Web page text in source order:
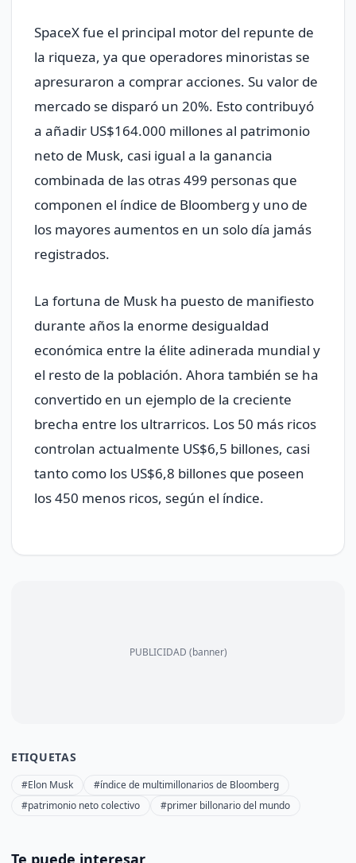
SpaceX fue el principal motor del repunte de
la riqueza, ya que operadores minoristas se
apresuraron a comprar acciones. Su valor de
mercado se disparó un 20%. Esto contribuyó
a añadir US$164.000 millones al patrimonio
neto de Musk, casi igual a la ganancia
combinada de las otras 499 personas que
componen el índice de Bloomberg y uno de
los mayores aumentos en un solo día jamás
registrados.
La fortuna de Musk ha puesto de manifiesto
durante años la enorme desigualdad
económica entre la élite adinerada mundial y
el resto de la población. Ahora también se ha
convertido en un ejemplo de la creciente
brecha entre los ultrarricos. Los 50 más ricos
controlan actualmente US$6,5 billones, casi
tanto como los US$6,8 billones que poseen
los 450 menos ricos, según el índice.
PUBLICIDAD (banner)
ETIQUETAS
#Elon Musk
#índice de multimillonarios de Bloomberg
#patrimonio neto colectivo
#primer billonario del mundo